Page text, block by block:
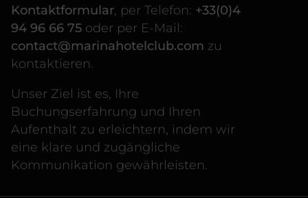
Kontaktformular , per Telefon: +33(0)4
94 96 66 75 oder per E-Mail:
contact@marinahotelclub.com zu
kontaktieren.
Unser Ziel ist es, Ihre
Buchungserfahrung und Ihren
Aufenthalt zu erleichtern, indem wir
eine klare und zugängliche
Kommunikation gewährleisten.